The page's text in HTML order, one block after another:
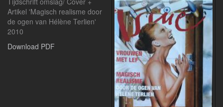
Artikel 'Magisch realisme door
de ogen van Hélène Terlien'
2010
Download PDF